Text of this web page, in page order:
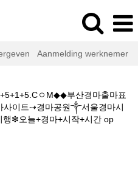
Aanmelding werknemer
ㅇM◆◆부산경마출마표
사이트⇢경마공원༒서울경마시
행❇오늘+경마+시작+시간 op